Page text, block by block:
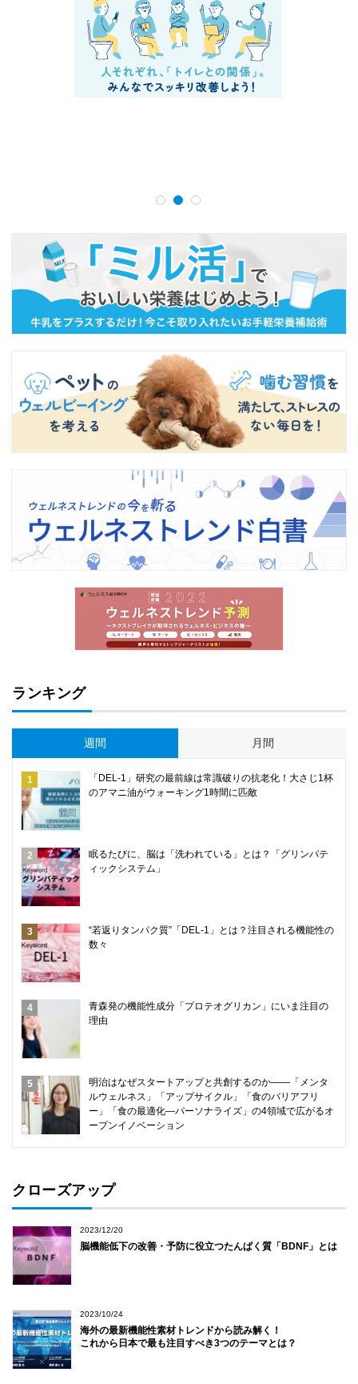
ランキング
週間 月間
「DEL-1」研究の最前線は常識破りの抗老化！大さじ1杯
のアマニ油がウォーキング1時間に匹敵
眠るたびに、脳は「洗われている」とは？「グリンパテ
ィックシステム」
“若返りタンパク質”「DEL-1」とは？注目される機能性の
数々
青森発の機能性成分「プロテオグリカン」にいま注目の
理由
明治はなぜスタートアップと共創するのか――「メンタ
ルウェルネス」「アップサイクル」「食のバリアフリ
ー」「食の最適化―パーソナライズ」の4領域で広がるオ
ープンイノベーション
クローズアップ
2023/12/20
脳機能低下の改善・予防に役立つたんぱく質「BDNF」とは
2023/10/24
海外の最新機能性素材トレンドから読み解く！
これから日本で最も注目すべき3つのテーマとは？